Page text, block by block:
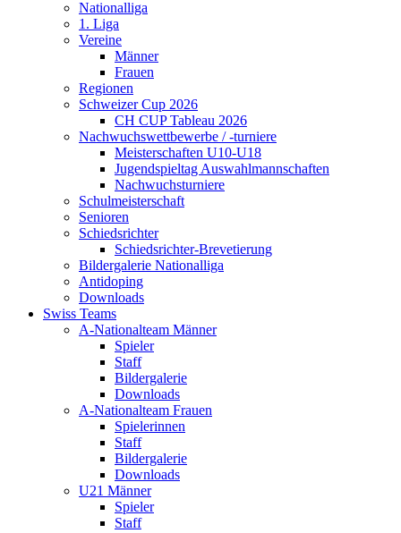
Nationalliga
1. Liga
Vereine
Männer
Frauen
Regionen
Schweizer Cup 2026
CH CUP Tableau 2026
Nachwuchswettbewerbe / -turniere
Meisterschaften U10-U18
Jugendspieltag Auswahlmannschaften
Nachwuchsturniere
Schulmeisterschaft
Senioren
Schiedsrichter
Schiedsrichter-Brevetierung
Bildergalerie Nationalliga
Antidoping
Downloads
Swiss Teams
A-Nationalteam Männer
Spieler
Staff
Bildergalerie
Downloads
A-Nationalteam Frauen
Spielerinnen
Staff
Bildergalerie
Downloads
U21 Männer
Spieler
Staff